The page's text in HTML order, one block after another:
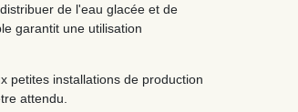
de l'eau glacée et de
garantit une utilisation
petites installations de production
attendu.